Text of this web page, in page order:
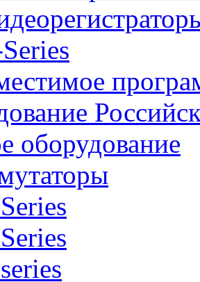
оборудование